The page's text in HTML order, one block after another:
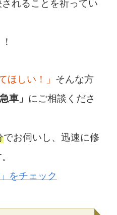
ほしい！」 そんな方
車」 にご相談くださ
でお伺いし、迅速に修
をチェック